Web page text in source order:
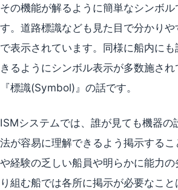
その機能が解るように簡単なシンボル
す。道路標識なども見た目で分かり
で表示されています。同様に船内に
きるようにシンボル表示が多数施さ
『標識(Symbol)』の話です。
ISMシステムでは、誰が見ても機器の
法が容易に理解できるよう掲示する
や経験の乏しい船員や明らかに能力
り組む船では各所に掲示が必要なこ